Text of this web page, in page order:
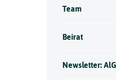
Team
Beirat
Newsletter: